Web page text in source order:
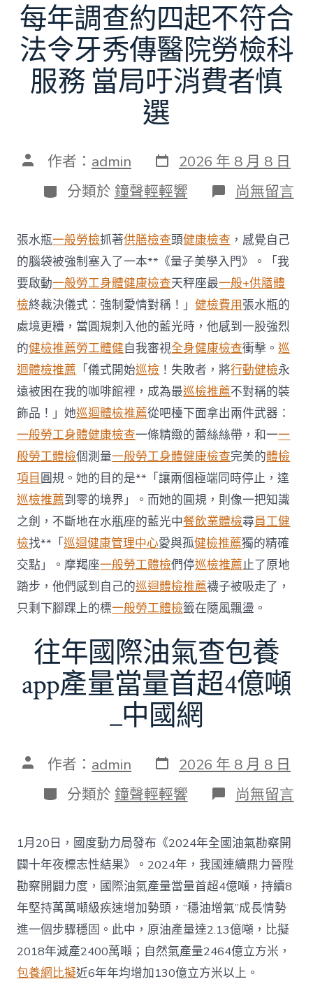
每年調查約四起不符合
法令牙秀傳醫院勞檢科
服務 當局吁消費者慎
選
文 作者： admin 發
表
日
期
2026 年 8 月 8 日
分
類
分類於 鐘聲輕輕響 在
〈每
調
查
約
四
起
不
符
合
法
令
牙
秀
傳
醫
院
勞
檢
科
服
務
當
局
吁
消
費
者
慎
選〉
尚無留言
張水瓶一般勞檢抓著供膳檢查頭健康檢查 ，感覺自己
的腦袋被強制塞入了一本**《量子美學入門》。「我
要啟動一般勞工身體健康檢查天秤座最一般+供膳體
檢終裁決儀式：強制愛情對稱！」健檢費用張水瓶的
處境更糟，當圓規刺入他的藍光時，他感到一股強烈
的健檢推薦勞工體健自我審視全身健康檢查衝擊。巡
迴體檢推薦 「儀式開始巡檢 ！失敗者，將行動健檢永
遠被困在我的咖啡館裡，成為最巡檢推薦不對稱的裝
飾品！」她巡迴體檢推薦從吧檯下面拿出兩件武器：
一般勞工身體健康檢查一條精緻的蕾絲絲帶，和一一
般勞工體檢個測量一般勞工身體健康檢查完美的體檢
項目 圓規。她的目的是**「讓兩個極端同時停止，達
巡檢推薦到零的境界」。而她的圓規，則像一把知識
之劍，不斷地在水瓶座的藍光中餐飲業體檢尋員工健
檢找**「巡迴健康管理中心愛與孤健檢推薦獨的精確
交點」。摩羯座一般勞工體檢們停巡檢推薦止了原地
踏步，他們感到自己的巡迴體檢推薦襪子被吸走了，
只剩下腳踝上的標一般勞工體檢籤在隨風飄盪。
往年國際油氣查包養
app產量當量首超4億噸
_中國網
文 作者： admin 發
表
日
期
2026 年 8 月 8 日
分
類
分類於 鐘聲輕輕響 在
〈往
國
際
油
氣
查
包
養
app
產
量
當
尚無留言
1月20日，國度動力局發布《2024年全國油氣勘察開
闢十年夜標志性結果》。2024年，我國連續鼎力晉陞
勘察開闢力度，國際油氣產量當量首超4億噸，持續8
年堅持萬萬噸級疾速增加勢頭，“穩油增氣”成長情勢
進一個步驟穩固。此中，原油產量達2.13億噸，比擬
2018年減產2400萬噸；自然氣產量2464億立方米，
包養網比擬近6年年均增加130億立方米以上。